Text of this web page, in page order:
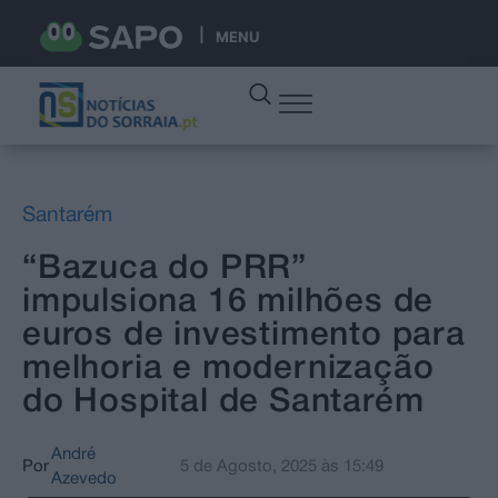
MENU
Santarém
“Bazuca do PRR”
impulsiona 16 milhões de
euros de investimento para
melhoria e modernização
do Hospital de Santarém
Por
André
Azevedo
5 de Agosto, 2025 às 15:49